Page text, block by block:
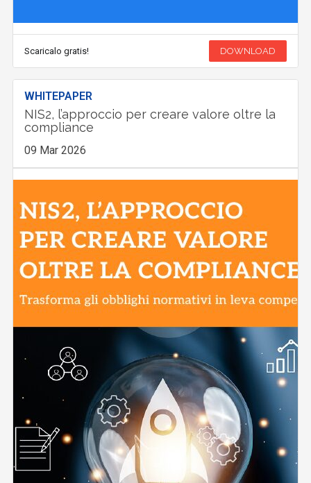
Scaricalo gratis! DOWNLOAD
WHITEPAPER
NIS2, l’approccio per creare valore oltre la
compliance
09 Mar 2026